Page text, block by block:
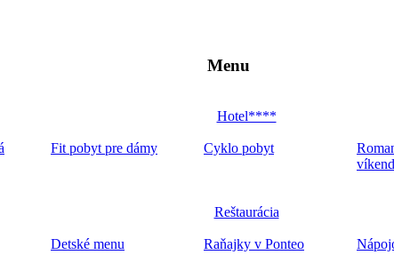
Menu
Hotel****
Fit pobyt pre dámy Cyklo pobyt
víkend
Reštaurácia
Detské menu Raňajky v Ponteo